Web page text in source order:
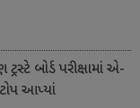
બોર્ડ પરીક્ષામાં એ-
આપ્યાં